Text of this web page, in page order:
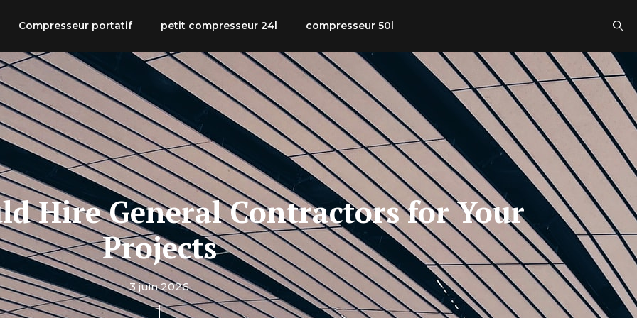
Compresseur portatif petit compresseur 24l compresseur 50l
Hire General Contractors for Your
Projects
3 juin 2026